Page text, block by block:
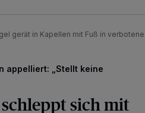
gerät in Kapellen mit Fuß in
appelliert: „Stellt keine
sich mit